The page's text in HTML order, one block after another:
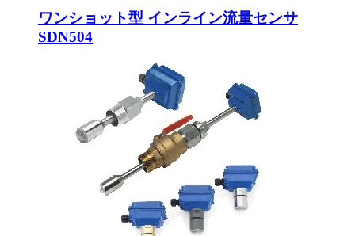
ワンショット型 インライン流量センサ
SDN504